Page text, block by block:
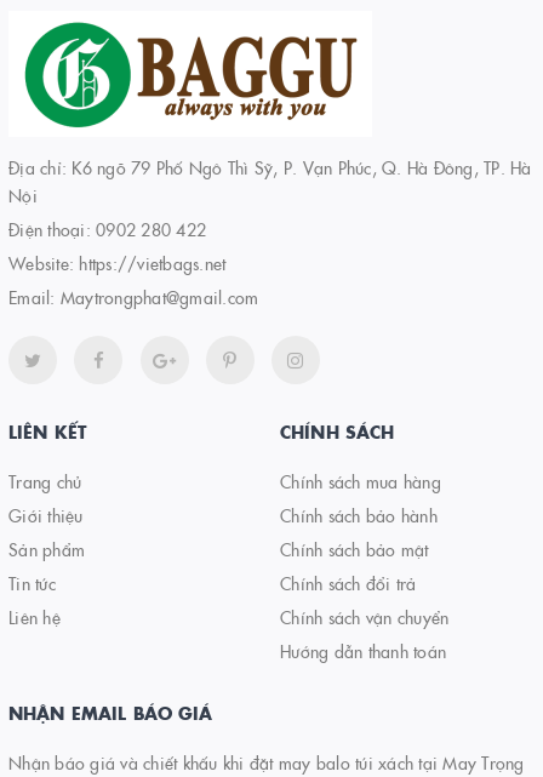
Địa chỉ: K6 ngõ 79 Phố Ngô Thì Sỹ, P. Vạn Phúc, Q. Hà Đông, TP. Hà
Nội
Điện thoại: 0902 280 422
Website: https://vietbags.net
Email: Maytrongphat@gmail.com
LIÊN KẾT
Trang chủ
Giới thiệu
Sản phẩm
Tin tức
Liên hệ
CHÍNH SÁCH
Chính sách mua hàng
Chính sách bảo hành
Chính sách bảo mật
Chính sách đổi trả
Chính sách vận chuyển
Hướng dẫn thanh toán
NHẬN EMAIL BÁO GIÁ
Nhận báo giá và chiết khấu khi đặt may balo túi xách tại May Trọng